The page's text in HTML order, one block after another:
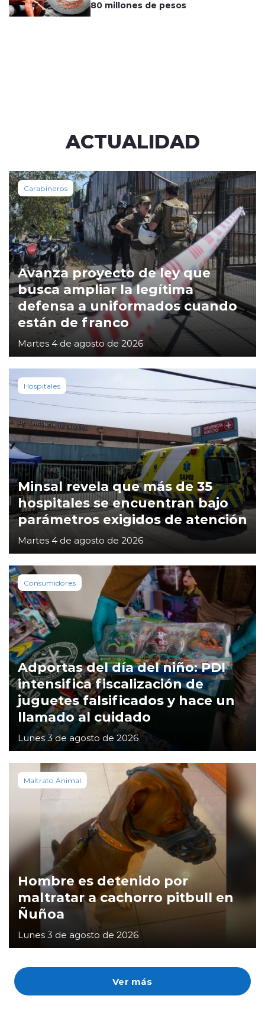
80 millones de pesos
ACTUALIDAD
Ver más
Carabineros
Avanza proyecto de ley que
busca ampliar la legítima
defensa a uniformados cuando
están de franco
Martes 4 de agosto de 2026
Hospitales
Minsal revela que más de 35
hospitales se encuentran bajo
parámetros exigidos de atención
Martes 4 de agosto de 2026
Consumidores
Adportas del día del niño: PDI
intensifica fiscalización de
juguetes falsificados y hace un
llamado al cuidado
Lunes 3 de agosto de 2026
Maltrato Animal
Hombre es detenido por
maltratar a cachorro pitbull en
Ñuñoa
Lunes 3 de agosto de 2026